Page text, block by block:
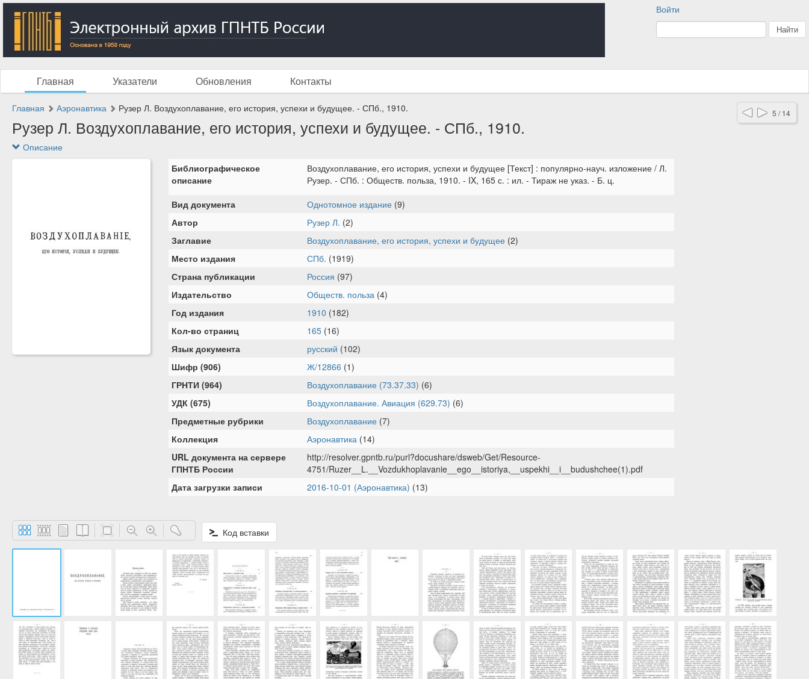
Войти
Главная Указатели Обновления Контакты
5 / 14
Главная Аэронавтика Рузер Л. Воздухоплавание, его история, успехи и будущее. - СПб., 1910.
Рузер Л. Воздухоплавание, его история, успехи и будущее. - СПб., 1910.
Описание
Библиографическое
описание
Воздухоплавание, его история, успехи и будущее [Текст] : популярно-науч. изложение / Л.
Рузер. - СПб. : Обществ. польза, 1910. - IX, 165 с. : ил. - Тираж не указ. - Б. ц.
Вид документа
Однотомное издание (9)
Автор
Рузер Л. (2)
Заглавие
Воздухоплавание, его история, успехи и будущее (2)
Место издания
СПб. (1919)
Страна публикации
Россия (97)
Издательство
Обществ. польза (4)
Год издания
1910 (182)
Кол-во страниц
165 (16)
Язык документа
русский (102)
Шифр (906)
Ж/12866 (1)
ГРНТИ (964)
Воздухоплавание (73.37.33) (6)
УДК (675)
Воздухоплавание. Авиация (629.73) (6)
Предметные рубрики
Воздухоплавание (7)
Коллекция
Аэронавтика (14)
URL документа на сервере
ГПНТБ России
http://resolver.gpntb.ru/purl?docushare/dsweb/Get/Resource-
4751/Ruzer__L.__Vozdukhoplavanie__ego__istoriya,__uspekhi__i__budushchee(1).pdf
Дата загрузки записи
2016-10-01 (Аэронавтика) (13)
Код вставки